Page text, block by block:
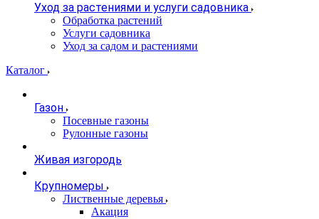
Уход за растениями и услуги садовника
Обработка растений
Услуги садовника
Уход за садом и растениями
Каталог
Газон
Посевные газоны
Рулонные газоны
Живая изгородь
Крупномеры
Лиственные деревья
Акация